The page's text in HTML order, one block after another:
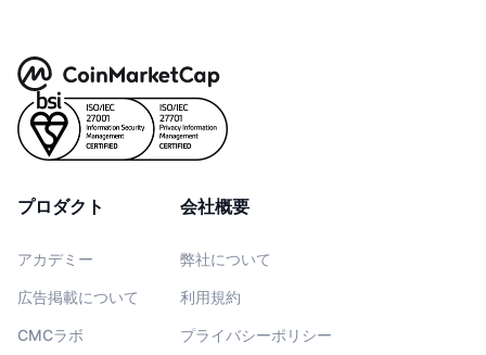
プロダクト
アカデミー
広告掲載について
CMCラボ
会社概要
弊社について
利用規約
プライバシーポリシー